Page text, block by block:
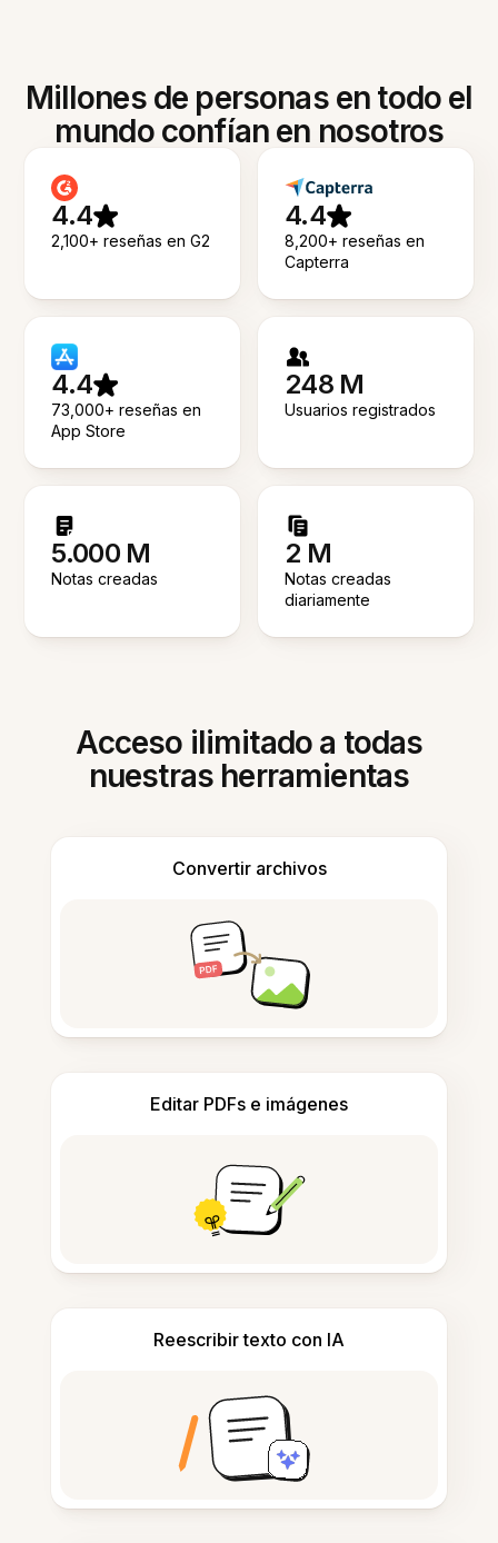
Millones de personas en todo el
mundo confían en nosotros
4.4
2,100+ reseñas en G2
4.4
8,200+ reseñas en
Capterra
4.4
73,000+ reseñas en
App Store
248 M
Usuarios registrados
5.000 M
Notas creadas
2 M
Notas creadas
diariamente
Acceso ilimitado a todas
nuestras herramientas
Convertir archivos
Editar PDFs e imágenes
Reescribir texto con IA